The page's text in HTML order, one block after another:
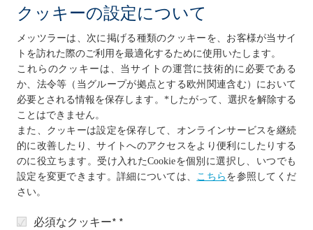
クッキーの設定について
メッツラーは、次に掲げる種類のクッキーを、お客様が当サイ
トを訪れた際のご利用を最適化するために使用いたします。
これらのクッキーは、当サイトの運営に技術的に必要である
か、法令等（当グループが拠点とする欧州関連含む）において
必要とされる情報を保存します。*したがって、選択を解除する
ことはできません。
また、クッキーは設定を保存して、オンラインサービスを継続
的に改善したり、サイトへのアクセスをより便利にしたりする
のに役立ちます。受け入れたCookieを個別に選択し、いつでも
設定を変更できます。詳細については
こちら を参照してくだ
さい。
必須なクッキー* *
絶対収益型
ESG